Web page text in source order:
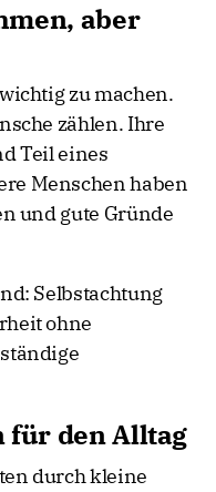
aber
zu machen.
zählen. Ihre
Teil eines
Menschen haben
und gute Gründe
Selbstachtung
ohne
für den Alltag
durch kleine